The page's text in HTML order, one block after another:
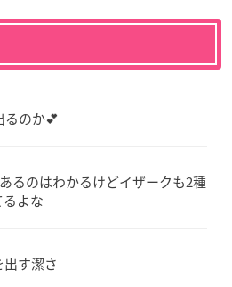
るのか💕
るのはわかるけどイザークも2種
よな
す潔さ